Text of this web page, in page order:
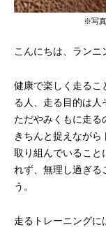
※写真
こんにちは、ランニ
健康で楽しく走るこ
る人、走る目的は人
ただやみくもに走る
きちんと捉えなが
取り組んでいること
れず、無理し過ぎる
う。
走るトレーニングに